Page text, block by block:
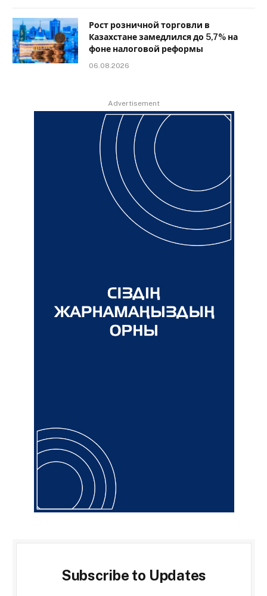
Рост розничной торговли в
Казахстане замедлился до 5,7% на
фоне налоговой реформы
06.08.2026
Advertisement
Subscribe to Updates